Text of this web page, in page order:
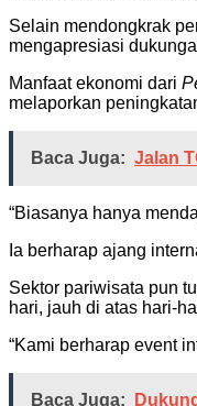
Selain mendongkrak
mengapresiasi
Manfaat ekonomi dari
melaporkan
Baca Juga: Jalan
“Biasanya hanya
Ia berharap ajang
Sektor pariwisata pun
hari, jauh di atas hari-
“Kami berharap event
Baca Juga: